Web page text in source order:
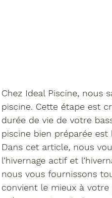
Chez Ideal Piscine, nous
piscine. Cette étape est
durée de vie de votre
piscine bien préparée
Dans cet article, nous
l’hivernage actif et l’
nous vous fournissons
convient le mieux à votre